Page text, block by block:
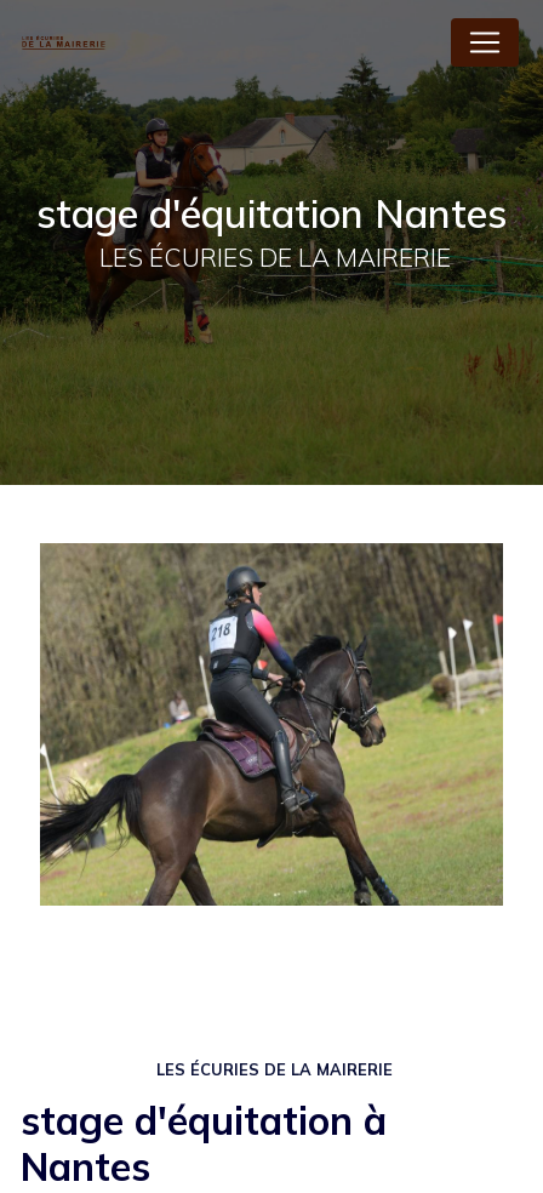
stage d'équitation Nantes
LES ÉCURIES DE LA MAIRERIE
LES ÉCURIES DE LA MAIRERIE
stage d'équitation à
Nantes